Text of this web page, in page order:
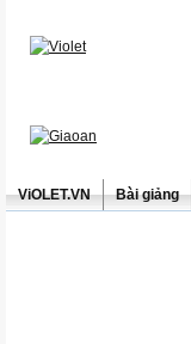
ViOLET.VN Bài giảng